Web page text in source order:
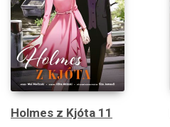
Holmes z Kjóta 11